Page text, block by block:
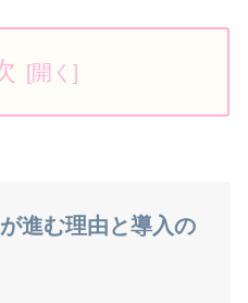
進む理由と導入の